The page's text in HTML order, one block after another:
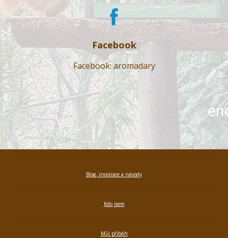
Facebook
Facebook: aromadary
Blog, inspirace a návody
Kdo jsem
Můj příběh